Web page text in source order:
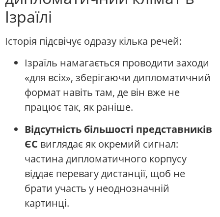
Ізраїлі
Історія підсвічує одразу кілька речей:
Ізраїль намагається проводити заходи
«для всіх», зберігаючи дипломатичний
формат навіть там, де він вже не
працює так, як раніше.
Відсутність більшості представників
ЄС виглядає як окремий сигнал:
частина дипломатичного корпусу
віддає перевагу дистанції, щоб не
брати участь у неоднозначній
картинці.